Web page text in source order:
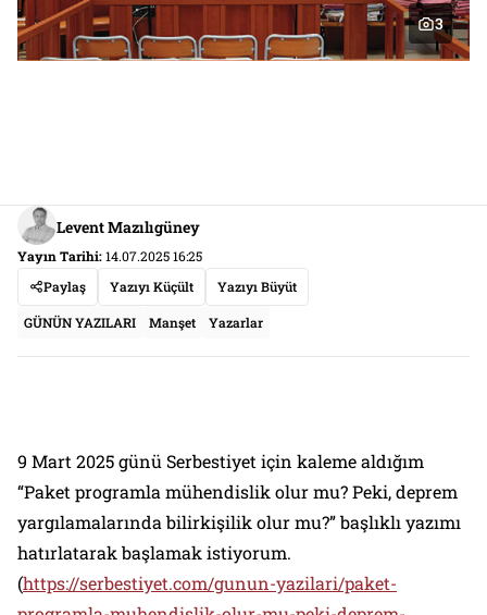
3
Levent Mazılıgüney
Yayın Tarihi:14.07.2025 16:25
Paylaş
Yazıyı Küçült Yazıyı Büyüt
GÜNÜN YAZILARI Manşet Yazarlar
9 Mart 2025 günü Serbestiyet için kaleme aldığım
“Paket programla mühendislik olur mu? Peki, deprem
yargılamalarında bilirkişilik olur mu?” başlıklı yazımı
hatırlatarak başlamak istiyorum.
(https://serbestiyet.com/gunun-yazilari/paket-